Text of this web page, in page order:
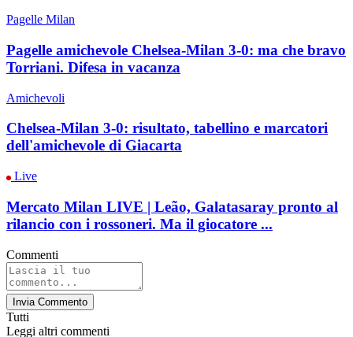
Pagelle Milan
Pagelle amichevole Chelsea-Milan 3-0: ma che bravo
Torriani. Difesa in vacanza
Amichevoli
Chelsea-Milan 3-0: risultato, tabellino e marcatori
dell'amichevole di Giacarta
Live
Mercato Milan LIVE | Leão, Galatasaray pronto al
rilancio con i rossoneri. Ma il giocatore ...
Commenti
Invia Commento
Tutti
Leggi altri commenti